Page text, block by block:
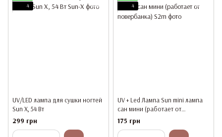
4
UV/LED лампа для сушки ногтей
Sun X, 54 Вт
299 грн
4
UV + Led Лампа Sun mini лампа
сан мини (работает от
повербанка)
175 грн